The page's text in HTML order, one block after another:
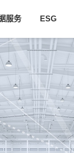
服务 ESG